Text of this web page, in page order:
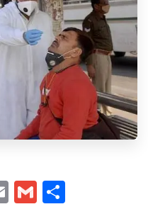
EmailGmail